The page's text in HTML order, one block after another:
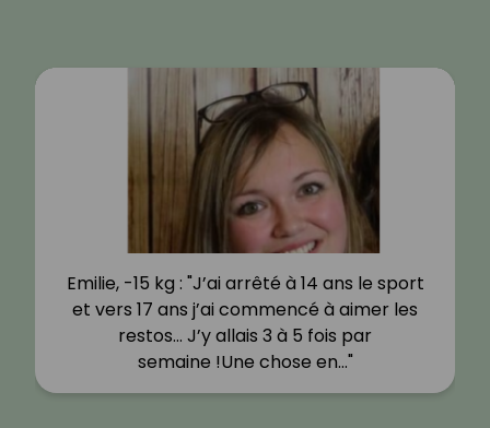
Emilie, -15 kg : "J’ai arrêté à 14 ans le sport
et vers 17 ans j’ai commencé à aimer les
restos… J’y allais 3 à 5 fois par
semaine !Une chose en…"